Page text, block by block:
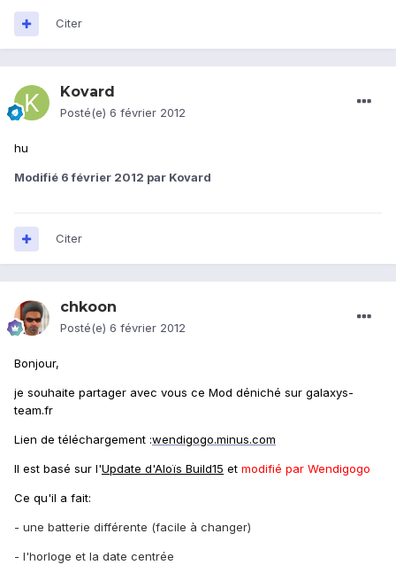
Citer
Kovard
Posté(e) 6 février 2012
hu
Modifié 6 février 2012 par Kovard
Citer
chkoon
Posté(e) 6 février 2012
Bonjour,
je souhaite partager avec vous ce Mod déniché sur galaxys-
team.fr
Lien de téléchargement :wendigogo.minus.com
Il est basé sur l'Update d'Aloïs Build15 et modifié par Wendigogo
Ce qu'il a fait:
- une batterie différente (facile à changer)
- l'horloge et la date centrée